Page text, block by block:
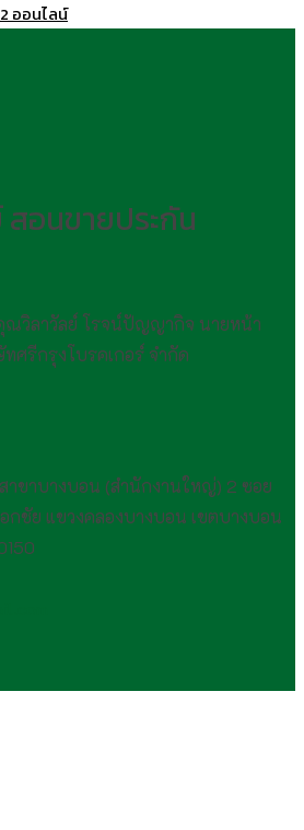
ออนไลน์
อนขายประกัน
ณวิลาวัลย์ โรจน์ปัญญากิจ นายหน้า
ศรีกรุงโบรคเกอร์ จำกัด
าขาบางบอน (สำนักงานใหญ่) 2 ซอย
กชัย แขวงคลองบางบอน เขตบางบอน